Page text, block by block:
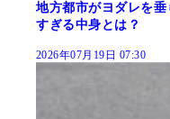
地方都市がヨダレを
すぎる中身とは？
2026年07月19日 07:30